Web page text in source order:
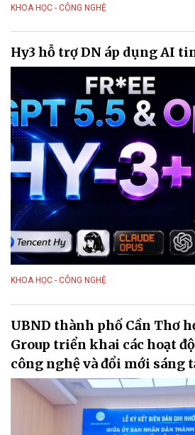
KHOA HỌC - CÔNG NGHỆ
Hy3 hỗ trợ DN áp dụng AI
KHOA HỌC - CÔNG NGHỆ
UBND thành phố Cần Thơ
Group triển khai các hoạt
công nghệ và đổi mới sáng